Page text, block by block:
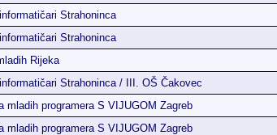
Strahoninca
Strahoninca
Rijeka
Strahoninca / III. OŠ Čakovec
mladih programera S VIJUGOM Zagreb
mladih programera S VIJUGOM Zagreb